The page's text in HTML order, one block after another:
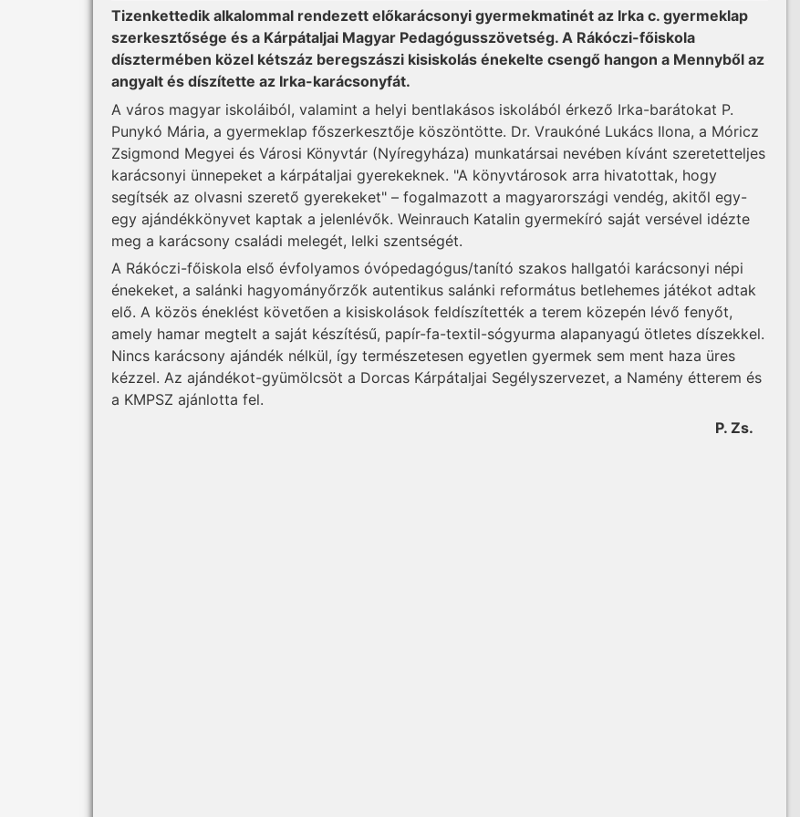
Tizenkettedik alkalommal rendezett előkarácsonyi gyermekmatinét az Irka c. gyermeklap
szerkesztősége és a Kárpátaljai Magyar Pedagógusszövetség. A Rákóczi-főiskola
dísztermében közel kétszáz beregszászi kisiskolás énekelte csengő hangon a Mennyből az
angyalt és díszítette az Irka-karácsonyfát.
A város magyar iskoláiból, valamint a helyi bentlakásos iskolából érkező Irka-barátokat P.
Punykó Mária, a gyermeklap főszerkesztője köszöntötte. Dr. Vraukóné Lukács Ilona, a Móricz
Zsigmond Megyei és Városi Könyvtár (Nyíregyháza) munkatársai nevében kívánt szeretetteljes
karácsonyi ünnepeket a kárpátaljai gyerekeknek. "A könyvtárosok arra hivatottak, hogy
segítsék az olvasni szerető gyerekeket" – fogalmazott a magyarországi vendég, akitől egy-
egy ajándékkönyvet kaptak a jelenlévők. Weinrauch Katalin gyermekíró saját versével idézte
meg a karácsony családi melegét, lelki szentségét.
A Rákóczi-főiskola első évfolyamos óvópedagógus/tanító szakos hallgatói karácsonyi népi
énekeket, a salánki hagyományőrzők autentikus salánki református betlehemes játékot adtak
elő. A közös éneklést követően a kisiskolások feldíszítették a terem közepén lévő fenyőt,
amely hamar megtelt a saját készítésű, papír-fa-textil-sógyurma alapanyagú ötletes díszekkel.
Nincs karácsony ajándék nélkül, így természetesen egyetlen gyermek sem ment haza üres
kézzel. Az ajándékot-gyümölcsöt a Dorcas Kárpátaljai Segélyszervezet, a Namény étterem és
a KMPSZ ajánlotta fel.
P. Zs.